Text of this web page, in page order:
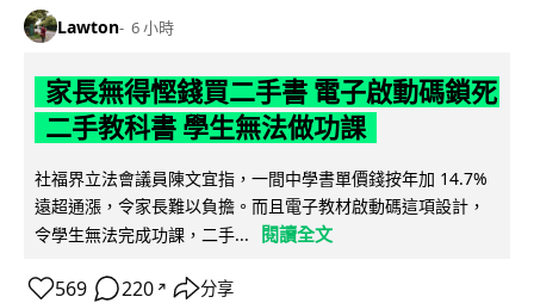
Lawton 6 小時
家長無得慳錢買二手書 電子啟動碼鎖死
二手教科書 學生無法做功課
社福界立法會議員陳文宜指，一間中學書單價錢按年加 14.7%
遠超通漲，令家長難以負擔。而且電子教材啟動碼這項設計，
令學生無法完成功課，二手...
閱讀全文
569 220 ↗ 分享